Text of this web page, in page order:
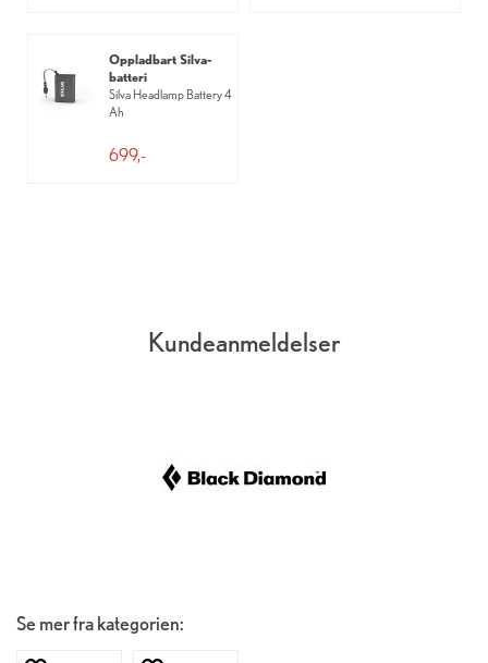
Oppladbart Silva-
batteri
Silva Headlamp Battery 4
Ah
699,-
Kundeanmeldelser
Se mer fra kategorien: